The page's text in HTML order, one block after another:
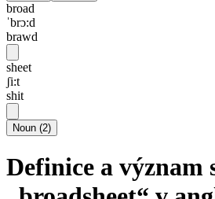
broad
ˈbrɔ:d
brawd
sheet
ʃi:t
shit
Noun (2)
Definice a význam